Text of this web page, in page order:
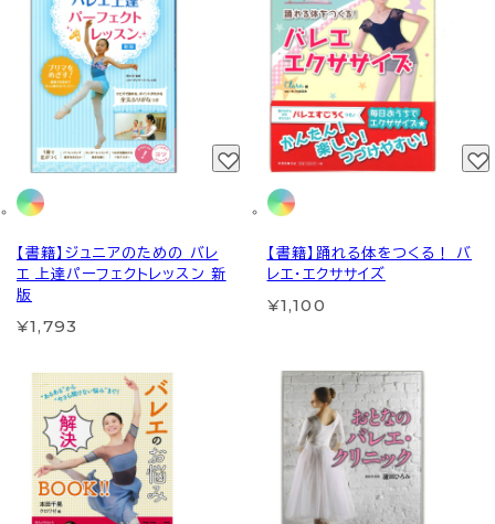
【書籍】ジュニアのための バレ
エ 上達パーフェクトレッスン 新
版
¥1,793
【書籍】踊れる体をつくる！ バ
レエ・エクササイズ
¥1,100